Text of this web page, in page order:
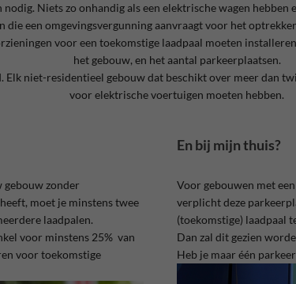
Niets zo onhandig als een elektrische wagen hebben
die een omgevingsvergunning aanvraagt voor het
voor een toekomstige laadpaal moeten
het gebouw, en het aantal parkeerplaatsen.
niet-residentieel gebouw dat beschikt over meer dan
voor elektrische voertuigen moeten hebben.
gebouw zonder
moet je minstens twee
laadpalen.
voor minstens 25% van
voor toekomstige
En bij mijn thuis?
Voor gebouwen met
verplicht deze
(toekomstige) laadpaal
Dan zal dit gezien
Heb je maar één